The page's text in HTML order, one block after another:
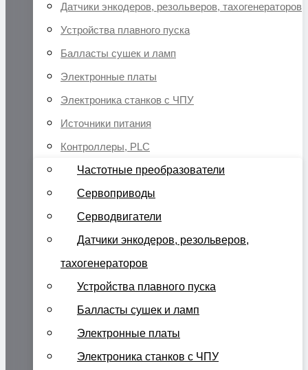
Датчики энкодеров, резольверов, тахогенераторов
Устройства плавного пуска
Балласты сушек и ламп
Электронные платы
Электроника станков с ЧПУ
Источники питания
Контроллеры, PLC
Частотные преобразователи
Сервоприводы
Серводвигатели
Датчики энкодеров, резольверов,
тахогенераторов
Устройства плавного пуска
Балласты сушек и ламп
Электронные платы
Электроника станков с ЧПУ